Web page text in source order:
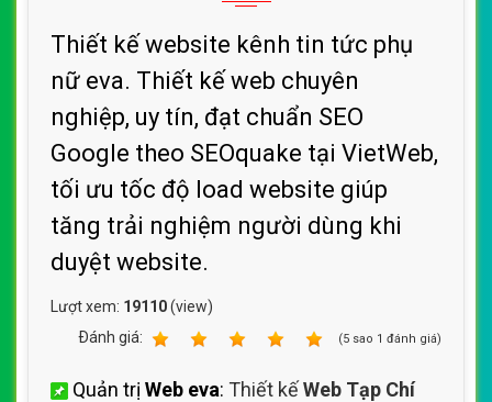
Thiết kế website kênh tin tức phụ
nữ eva. Thiết kế web chuyên
nghiệp, uy tín, đạt chuẩn SEO
Google theo SEOquake tại VietWeb,
tối ưu tốc độ load website giúp
tăng trải nghiệm người dùng khi
duyệt website.
Lượt xem: 19110(view)
Ðánh giá:
(5 sao 1 đánh giá)
Quản trị Web eva: Thiết kếWeb Tạp Chí